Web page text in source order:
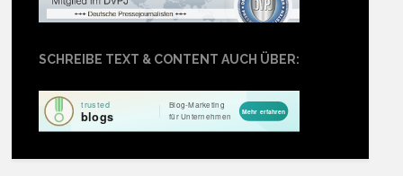
SCHREIBE TEXT & CONTENT AUCH ÜBER: